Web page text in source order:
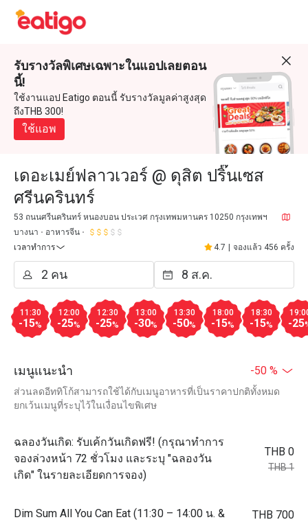
รับรางวัลพิเศษเฉพาะในแอปเลยตอน
นี้!
ใช้งานแอป Eatigo ตอนนี้ รับรางวัลมูลค่าสูงสุด
ถึงTHB 300!
ใช้แอพ
เดอะเมย์ฟลาวเวอร์ @ ดุสิต ปริ๊นเซส
ศรีนครินทร์
53 ถนนศรีนครินทร์ หนองบอน ประเวศ กรุงเทพมหานคร 10250 กรุงเทพฯ
บางนา
อาหารจีน
เวลาทำการ
4.7 จองแล้ว 456 ครั้ง
11:30
-15%
12:00
-25%
12:30
-25%
13:00
-30%
13:30
-50%
18:00
-15%
18:30
-15% -25
เมนูแนะนำ -50 %
ส่วนลดอีททิโก้สามารถใช้ได้กับเมนูอาหารที่เป็นราคาปกติทั้งหมด
ยกเว้นเมนูที่ระบุไว้ในเงื่อนไขพิเศษ
ฉลองวันเกิด: รับเค้กวันเกิดฟรี! (กรุณาทำการ
จองล่วงหน้า 72 ชั่วโมง และระบุ "ฉลองวัน
เกิด" ในรายละเอียดการจอง)
THB 0
THB 1
Dim Sum All You Can Eat (11:30 – 14:00 น. &
THB 700